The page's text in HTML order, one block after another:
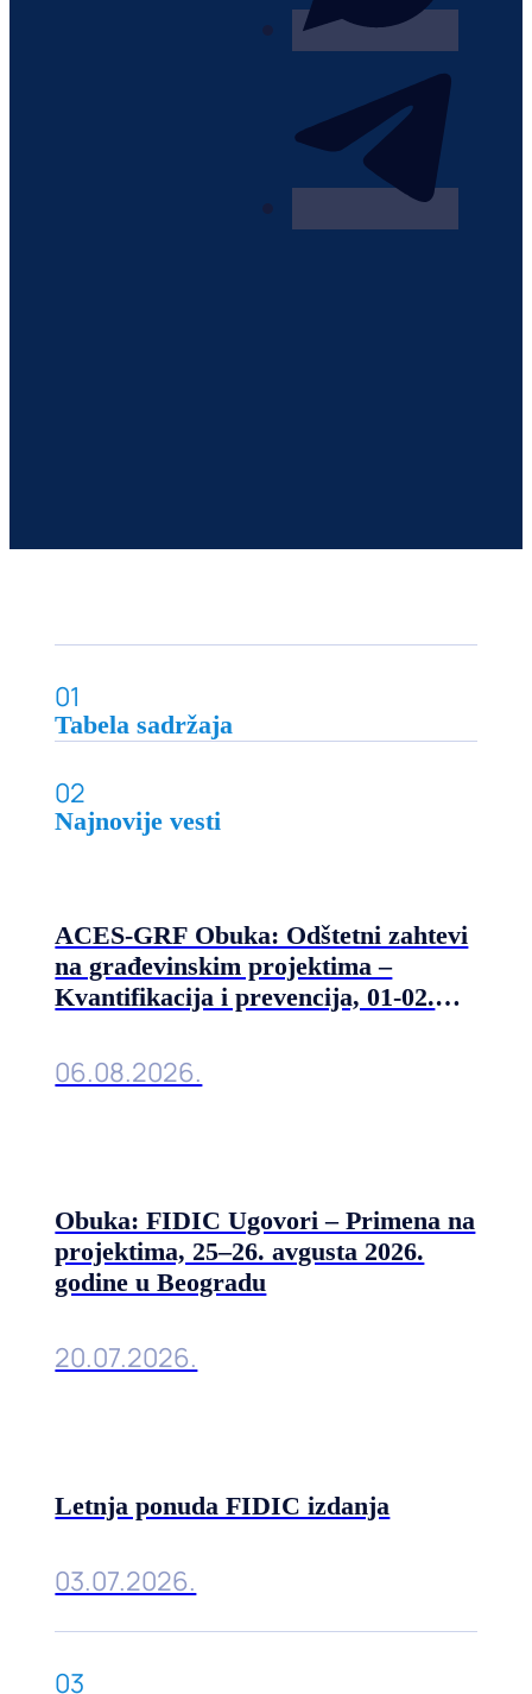
01
Tabela sadržaja
02
Najnovije vesti
ACES-GRF Obuka: Odštetni zahtevi
na građevinskim projektima –
Kvantifikacija i prevencija, 01-02.
06.08.2026.
Obuka: FIDIC Ugovori – Primena na
projektima, 25–26. avgusta 2026.
godine u Beogradu
20.07.2026.
Letnja ponuda FIDIC izdanja
03.07.2026.
03